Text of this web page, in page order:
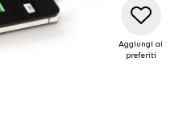
Aggiungi ai
preferiti